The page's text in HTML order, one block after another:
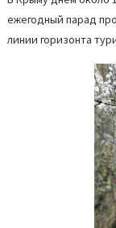
ежегодный парад
линии горизонта